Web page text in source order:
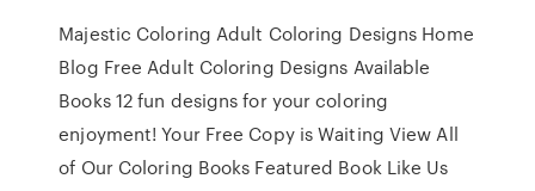
Majestic Coloring Adult Coloring Designs Home
Blog Free Adult Coloring Designs Available
Books 12 fun designs for your coloring
enjoyment! Your Free Copy is Waiting View All
of Our Coloring Books Featured Book Like Us